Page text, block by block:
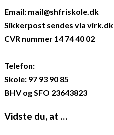
Email: mail@shfriskole.dk
Sikkerpost sendes via virk.dk
CVR nummer 14 74 40 02
Telefon:
Skole: 97 93 90 85
BHV og SFO 23643823
Vidste du, at …